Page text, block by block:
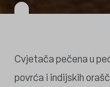
Cvjetača pečena u
povrća i indijskih